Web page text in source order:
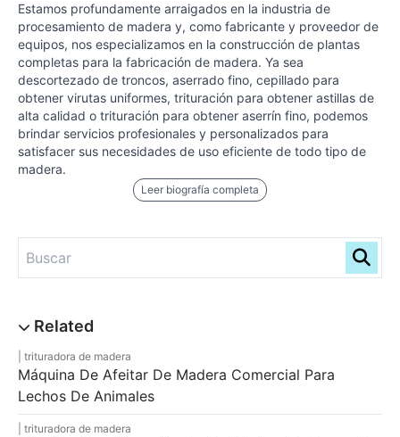
Estamos profundamente arraigados en la industria de
procesamiento de madera y, como fabricante y proveedor de
equipos, nos especializamos en la construcción de plantas
completas para la fabricación de madera. Ya sea
descortezado de troncos, aserrado fino, cepillado para
obtener virutas uniformes, trituración para obtener astillas de
alta calidad o trituración para obtener aserrín fino, podemos
brindar servicios profesionales y personalizados para
satisfacer sus necesidades de uso eficiente de todo tipo de
madera.
Leer biografía completa
trituradora de madera
Máquina De Afeitar De Madera Comercial Para
Lechos De Animales
trituradora de madera